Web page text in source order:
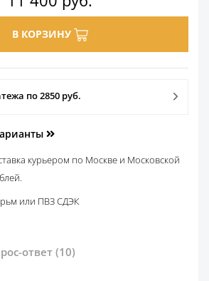
В КОРЗИНУ
по 2850 руб.
курьером по Москве и Московской
или ПВЗ СДЭК
ответ(10)